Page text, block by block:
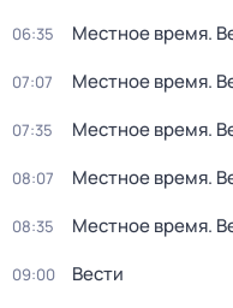
06:35 Местное время.
07:07 Местное время.
07:35 Местное время.
08:07 Местное время.
08:35 Местное время.
09:00 Вести